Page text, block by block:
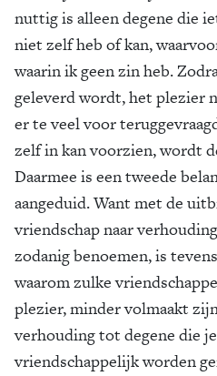
nuttig is alleen degene die
niet zelf heb of kan,
waarin ik geen zin heb.
geleverd wordt, het plezier
er te veel voor
zelf in kan voorzien, wordt
Daarmee is een tweede
aangeduid. Want met de
vriendschap naar
zodanig benoemen, is
waarom zulke
plezier, minder volmaakt
verhouding tot degene die
vriendschappelijk worden